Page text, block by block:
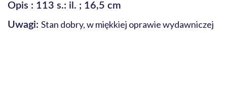
Opis : 113 s.: il. ; 16,5 cm
Uwagi: Stan dobry, w miękkiej oprawie wydawniczej